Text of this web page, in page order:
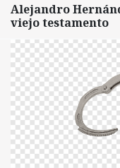
Alejandro
viejo testamento